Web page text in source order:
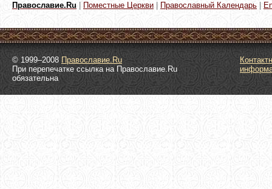
Православие.Ru Поместные Церкви Православный Календарь
© 1999–2008 Православие.Ru
При перепечатке ссылка на Православие.Ru
обязательна